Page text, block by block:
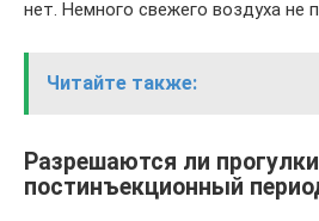
нет. Немного свежего воздуха не
Читайте также:
Разрешаются ли
постинъекционный